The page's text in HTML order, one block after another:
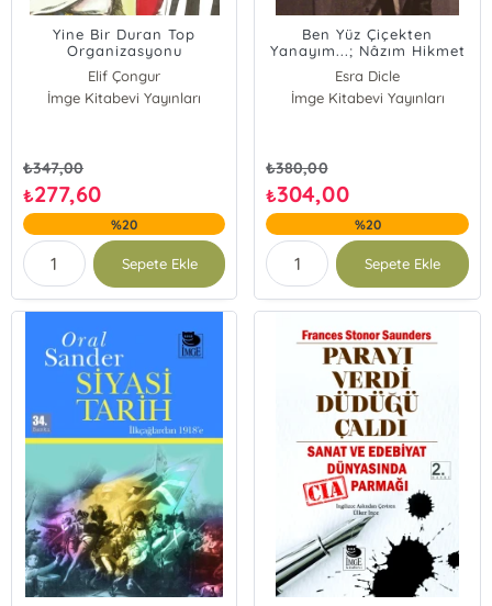
Yine Bir Duran Top
Organizasyonu
Elif Çongur
İmge Kitabevi Yayınları
₺347,00
₺277,60
%20
Sepete Ekle
Ben Yüz Çiçekten
Yanayım...; Nâzım Hikmet
Tiyatrosunda
Yenidenyazım Odağında
Metinler, Türler, Söylemler
Esra Dicle
İmge Kitabevi Yayınları
₺380,00
₺304,00
%20
Sepete Ekle